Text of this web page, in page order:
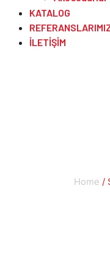
KATALOG
İLETIŞIM
Home /